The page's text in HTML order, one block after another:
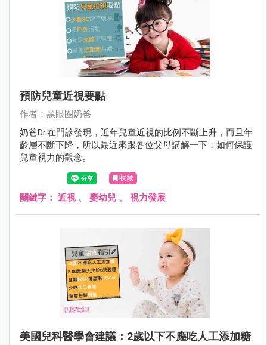
預防兒童近視要點
作者：黑眼圈奶爸
奶爸Dr.在門診發現，近年兒童近視的比例不斷上升，而且年
齡層不斷下降，所以最近來跟各位父母講解一下：如何保護
兒童視力的觀念。
收藏
關鍵字： 近視 、 嬰幼兒 、 視力發展
美國兒科醫學會建議：2歲以下不應吃人工添加糖